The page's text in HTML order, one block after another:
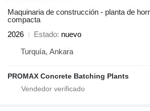
Maquinaria de construcción - planta de
compacta
2026
Estado nuevo
Turquía, Ankara
PROMAX Concrete Batching Plants